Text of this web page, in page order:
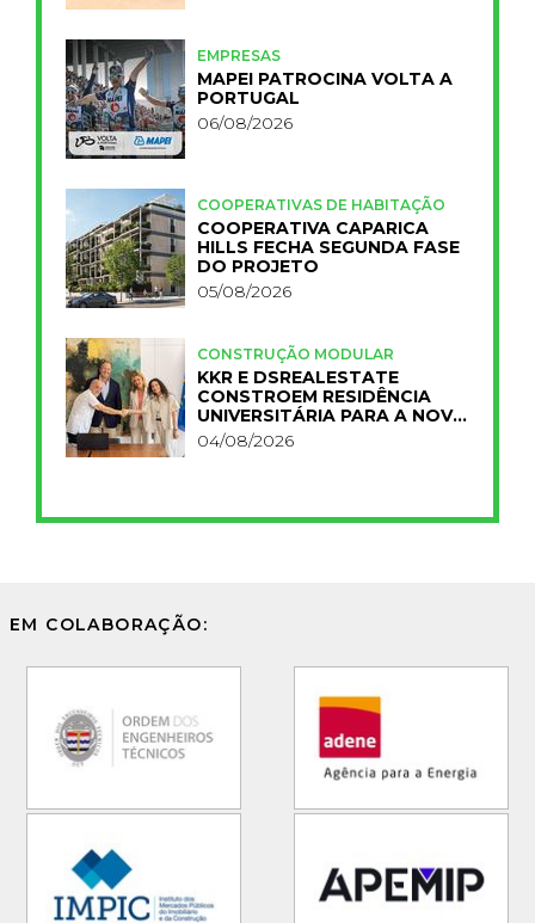
EMPRESAS
MAPEI PATROCINA VOLTA A
PORTUGAL
06/08/2026
COOPERATIVAS DE HABITAÇÃO
COOPERATIVA CAPARICA
HILLS FECHA SEGUNDA FASE
DO PROJETO
05/08/2026
CONSTRUÇÃO MODULAR
KKR E DSREALESTATE
CONSTROEM RESIDÊNCIA
UNIVERSITÁRIA PARA A NOVA
FCT
04/08/2026
EM COLABORAÇÃO: